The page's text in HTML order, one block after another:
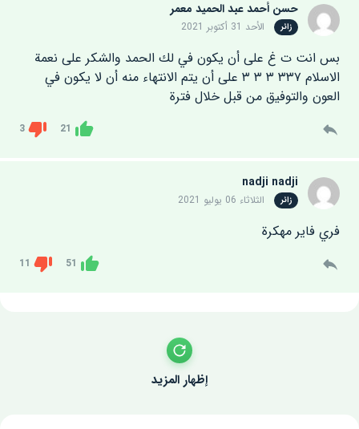
حسن أحمد عبد الحميد معمر
زائر الأحد 31 أكتوبر 2021
بس انت ت غ على أن يكون في لك الحمد والشكر على نعمة
الاسلام ٣٣٧ ٣ ٣ ٣ على أن يتم الانتهاء منه أن لا يكون في
العون والتوفيق من قبل خلال فترة
21
3
Dislike
nadji nadji
زائر الثلاثاء 06 يوليو 2021
فري فاير مهكرة
51
11Dislike
إظهار المزيد